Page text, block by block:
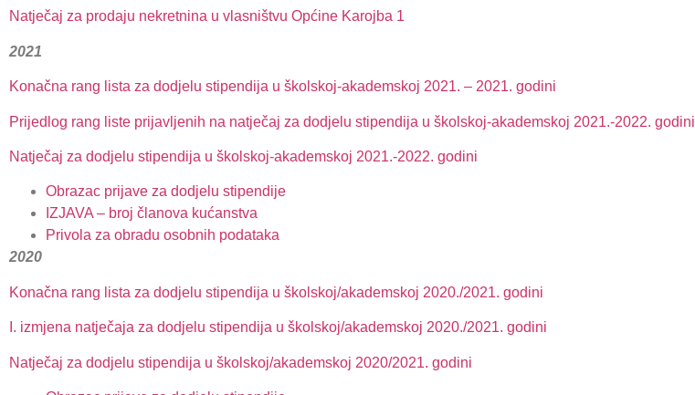
Natječaj za prodaju nekretnina u vlasništvu Općine Karojba 1
2021
Konačna rang lista za dodjelu stipendija u školskoj-akademskoj 2021. – 2021. godini
Prijedlog rang liste prijavljenih na natječaj za dodjelu stipendija u školskoj-akademskoj 2021.-2022. godini
Natječaj za dodjelu stipendija u školskoj-akademskoj 2021.-2022. godini
Obrazac prijave za dodjelu stipendije
IZJAVA – broj članova kućanstva
Privola za obradu osobnih podataka
2020
Konačna rang lista za dodjelu stipendija u školskoj/akademskoj 2020./2021. godini
I. izmjena natječaja za dodjelu stipendija u školskoj/akademskoj 2020./2021. godini
Natječaj za dodjelu stipendija u školskoj/akademskoj 2020/2021. godini